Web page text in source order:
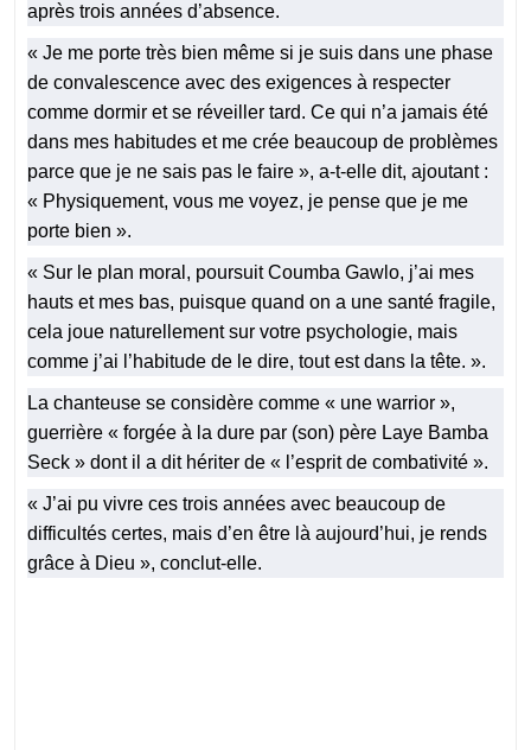
après trois années d’absence.
« Je me porte très bien même si je suis dans une phase
de convalescence avec des exigences à respecter
comme dormir et se réveiller tard. Ce qui n’a jamais été
dans mes habitudes et me crée beaucoup de problèmes
parce que je ne sais pas le faire », a-t-elle dit, ajoutant :
« Physiquement, vous me voyez, je pense que je me
porte bien ».
« Sur le plan moral, poursuit Coumba Gawlo, j’ai mes
hauts et mes bas, puisque quand on a une santé fragile,
cela joue naturellement sur votre psychologie, mais
comme j’ai l’habitude de le dire, tout est dans la tête. ».
La chanteuse se considère comme « une warrior »,
guerrière « forgée à la dure par (son) père Laye Bamba
Seck » dont il a dit hériter de « l’esprit de combativité ».
« J’ai pu vivre ces trois années avec beaucoup de
difficultés certes, mais d’en être là aujourd’hui, je rends
grâce à Dieu », conclut-elle.